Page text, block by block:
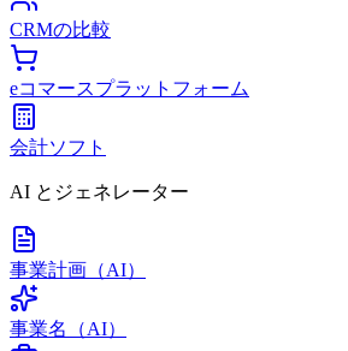
CRMの比較
eコマースプラットフォーム
会計ソフト
AI とジェネレーター
事業計画（AI）
事業名（AI）